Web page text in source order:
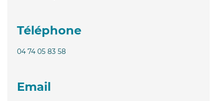
Téléphone
04 74 05 83 58
Email